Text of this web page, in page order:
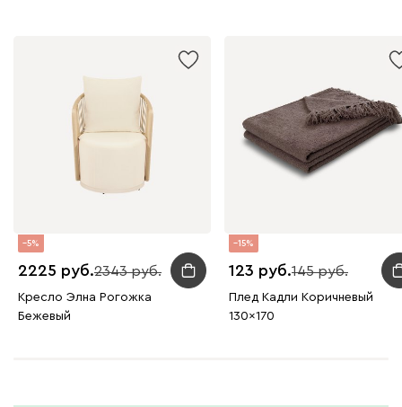
5
2225 2343
Кресло Элна Рогожка
Бежевый
15
123 145
Плед Кадли Коричневый
130x170